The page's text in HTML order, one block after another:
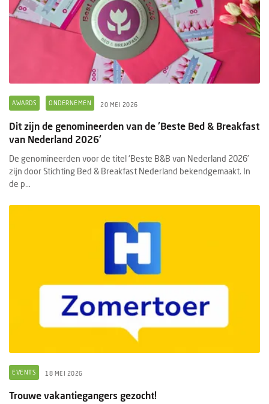
AWARDS ONDERNEMEN 20 MEI 2026
Dit zijn de genomineerden van de 'Beste Bed & Breakfast
van Nederland 2026'
De genomineerden voor de titel ‘Beste B&B van Nederland 2026’
zijn door Stichting Bed & Breakfast Nederland bekendgemaakt. In
de p...
EVENTS 18 MEI 2026
Trouwe vakantiegangers gezocht!